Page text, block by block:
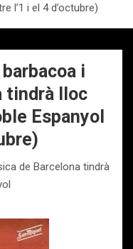
l’1 i el 4 d’octubre)
i
tindrà lloc
Espanyol
de Barcelona tindrà